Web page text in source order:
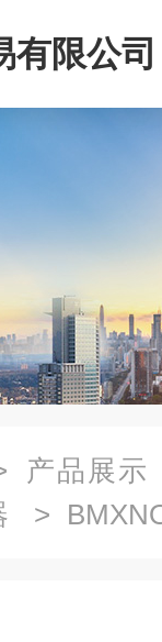
有限公司
产品展示
>